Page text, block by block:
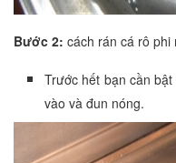
Bước 2: cách rán cá rô phi
Trước hết bạn cần
vào và đun nóng.